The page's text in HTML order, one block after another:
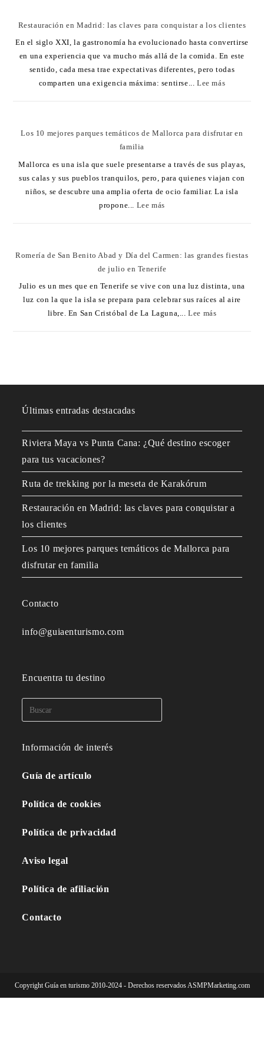
Restauración en Madrid: las claves para conquistar a los clientes
En el siglo XXI, la gastronomía ha evolucionado hasta convertirse
en una experiencia que va mucho más allá de la comida. En este
sentido, cada mesa trae expectativas diferentes, pero todas
comparten una exigencia máxima: sentirse...Lee más
Los 10 mejores parques temáticos de Mallorca para disfrutar en
familia
Mallorca es una isla que suele presentarse a través de sus playas,
sus calas y sus pueblos tranquilos, pero, para quienes viajan con
niños, se descubre una amplia oferta de ocio familiar. La isla
propone... Lee más
Romería de San Benito Abad y Día del Carmen: las grandes fiestas
de julio en Tenerife
Julio es un mes que en Tenerife se vive con una luz distinta, una
luz con la que la isla se prepara para celebrar sus raíces al aire
libre. En San Cristóbal de La Laguna,...Lee más
Últimas entradas destacadas
Riviera Maya vs Punta Cana: ¿Qué destino escoger
para tus vacaciones?
Ruta de trekking por la meseta de Karakórum
Restauración en Madrid: las claves para conquistar a
los clientes
Los 10 mejores parques temáticos de Mallorca para
disfrutar en familia
Contacto
info@guiaenturismo.com
Encuentra tu destino
Información de interés
Guía de artículo
Política de cookies
Política de privacidad
Aviso legal
Política de afiliación
Contacto
Copyright Guía en turismo 2010-2024 - Derechos reservados ASMPMarketing.com